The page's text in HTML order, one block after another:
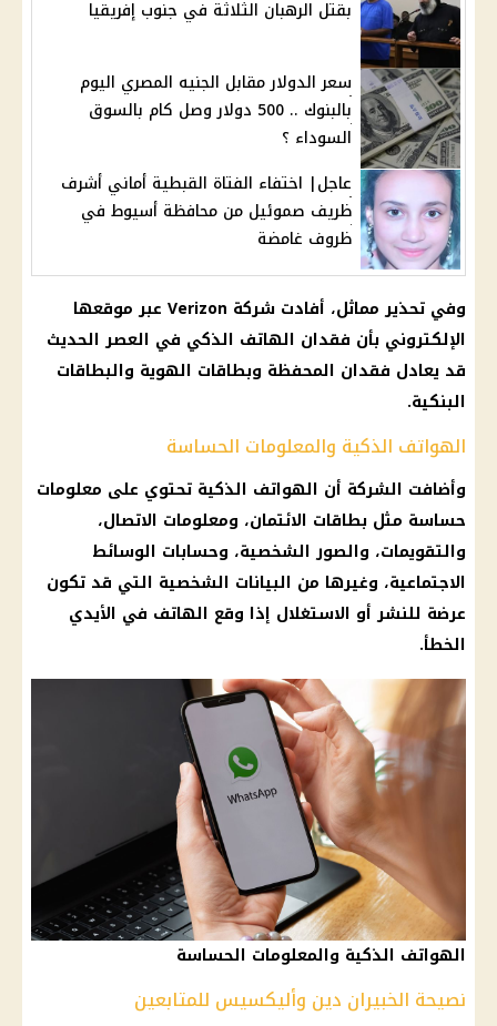
بقتل الرهبان الثلاثة في جنوب إفريقيا
سعر الدولار مقابل الجنيه المصري اليوم
بالبنوك .. 500 دولار وصل كام بالسوق
السوداء ؟
عاجل| اختفاء الفتاة القبطية أماني أشرف
ظريف صموئيل من محافظة أسيوط في
ظروف غامضة
وفي تحذير مماثل، أفادت شركة
Verizon عبر موقعها
الإلكتروني بأن فقدان الهاتف الذكي في العصر الحديث
قد يعادل فقدان المحفظة وبطاقات الهوية والبطاقات
البنكية.
الهواتف الذكية والمعلومات الحساسة
وأضافت الشركة أن الهواتف الذكية تحتوي على معلومات
حساسة مثل بطاقات الائتمان، ومعلومات الاتصال،
والتقويمات، والصور الشخصية، وحسابات الوسائط
الاجتماعية، وغيرها من البيانات الشخصية التي قد تكون
عرضة للنشر أو الاستغلال إذا وقع الهاتف في الأيدي
الخطأ.
الهواتف الذكية والمعلومات الحساسة
نصيحة الخبيران دين وأليكسيس للمتابعين